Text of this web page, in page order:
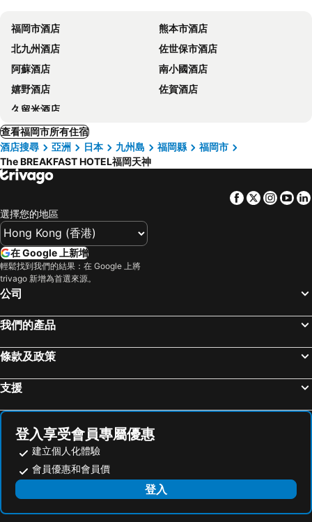
福岡市酒店
熊本市酒店
北九州酒店
佐世保市酒店
阿蘇酒店
南小國酒店
嬉野酒店
佐賀酒店
久留米酒店
查看福岡市所有住宿
酒店搜尋
亞洲 日本 九州島 福岡縣
福岡市
The BREAKFAST HOTEL福岡天神
Facebook
Twitter
選擇您的地區
在 Google 上新增
輕鬆找到我們的結果：在 Google 上將
trivago 新增為首選來源。
公司
我們的產品
條款及政策
支援
登入享受會員專屬優惠
建立個人化體驗
會員優惠和會員價
登入